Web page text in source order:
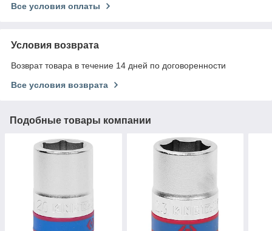
Все условия оплаты
Условия возврата
Возврат товара в течение 14 дней по договоренности
Все условия возврата
Подобные товары компании